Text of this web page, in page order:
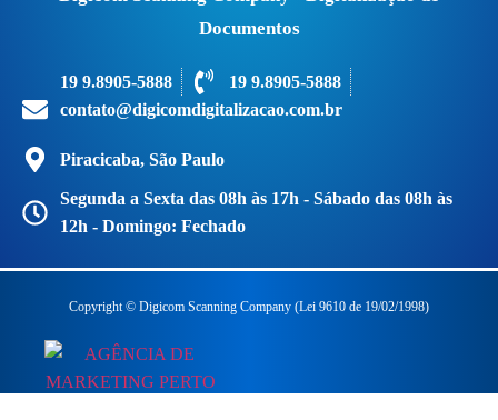
Documentos
19 9.8905-5888
19 9.8905-5888
contato@digicomdigitalizacao.com.br
Piracicaba, São Paulo
Segunda a Sexta das 08h às 17h - Sábado das 08h às
12h - Domingo: Fechado
Copyright © Digicom Scanning Company (Lei 9610 de 19/02/1998)